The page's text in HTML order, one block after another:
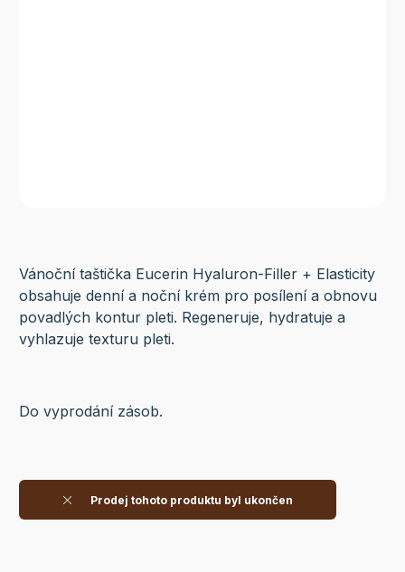
Vánoční taštička Eucerin Hyaluron-Filler + Elasticity
obsahuje denní a noční krém pro posílení a obnovu
povadlých kontur pleti. Regeneruje, hydratuje a
vyhlazuje texturu pleti.
Do vyprodání zásob.
Prodej tohoto produktu byl ukončen